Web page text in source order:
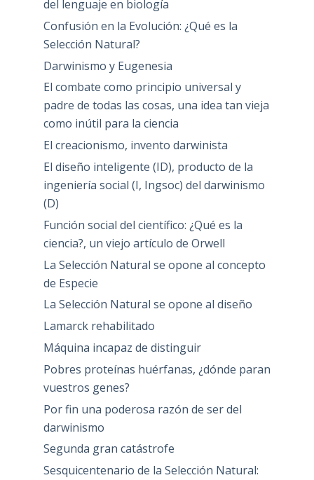
del lenguaje en biología
Confusión en la Evolución: ¿Qué es la
Selección Natural?
Darwinismo y Eugenesia
El combate como principio universal y
padre de todas las cosas, una idea tan vieja
como inútil para la ciencia
El creacionismo, invento darwinista
El diseño inteligente (ID), producto de la
ingeniería social (I, Ingsoc) del darwinismo
(D)
Función social del científico: ¿Qué es la
ciencia?, un viejo artículo de Orwell
La Selección Natural se opone al concepto
de Especie
La Selección Natural se opone al diseño
Lamarck rehabilitado
Máquina incapaz de distinguir
Pobres proteínas huérfanas, ¿dónde paran
vuestros genes?
Por fin una poderosa razón de ser del
darwinismo
Segunda gran catástrofe
Sesquicentenario de la Selección Natural: